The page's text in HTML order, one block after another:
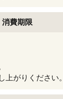
消費期限
上がりください。